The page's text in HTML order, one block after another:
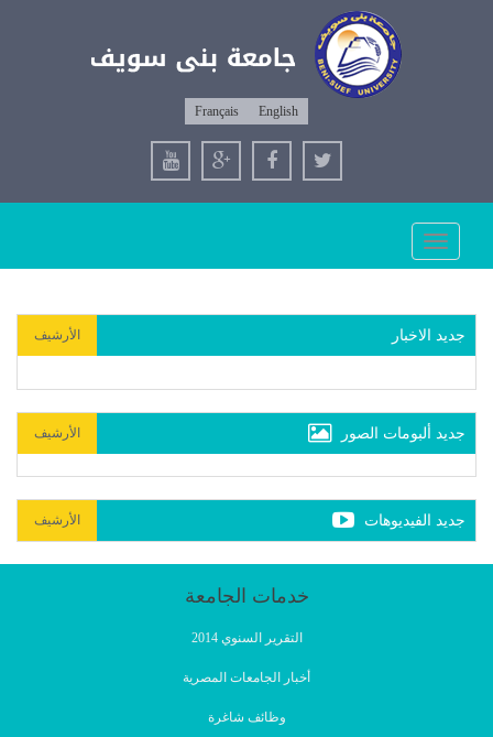
English
Français
Toggle
navigation
جديد الاخبار الأرشيف
جديد ألبومات الصور الأرشيف
جديد الفيديوهات الأرشيف
خدمات الجامعة
التقرير السنوي 2014
أخبار الجامعات المصرية
وظائف شاغرة